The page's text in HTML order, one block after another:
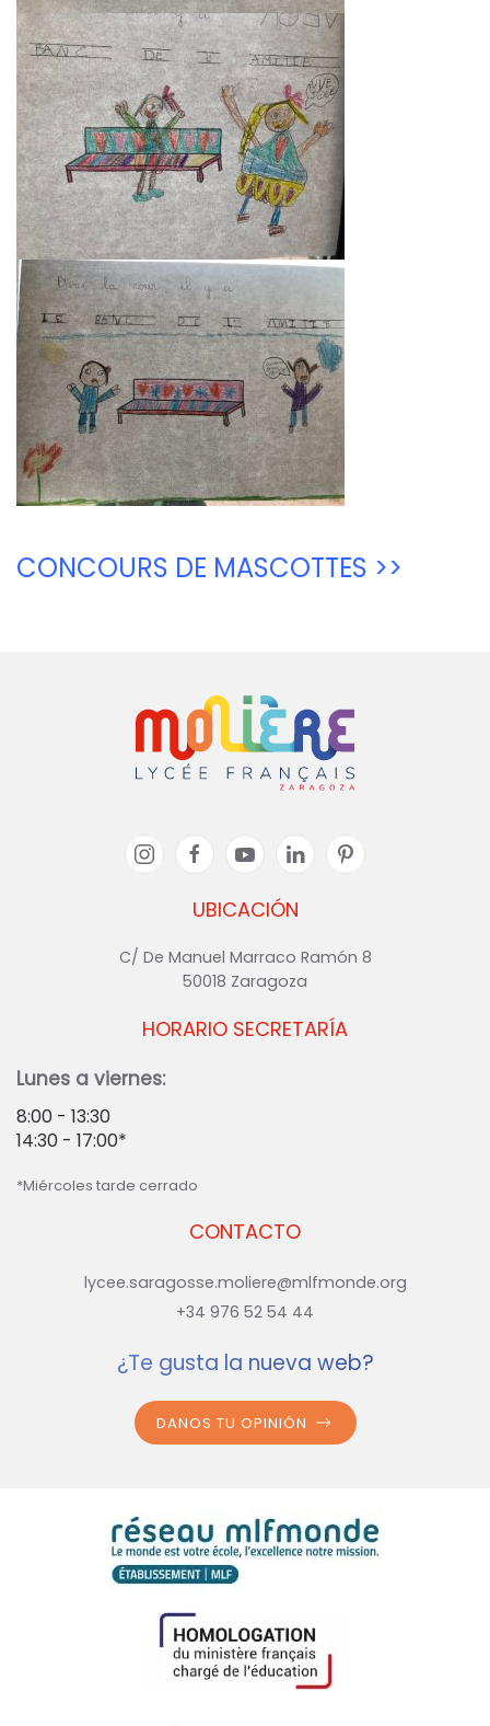
CONCOURS DE MASCOTTES >>
UBICACIÓN
C/ De Manuel Marraco Ramón 8
50018 Zaragoza
CONTACTO
lycee.saragosse.moliere@mlfmonde.org
+34 976 52 54 44
HORARIO SECRETARÍA
Lunes a viernes:
8:00 - 13:30
14:30 - 17:00*
*Miércoles tarde cerrado
¿Te gusta la nueva web?
DANOS TU OPINIÓN